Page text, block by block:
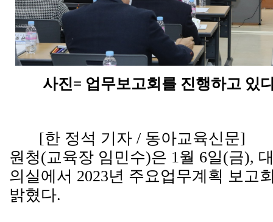
사진= 업무보고회를 진행하고 있
[한 정석 기자 / 동아교육신문]
원청(교육장 임민수)은 1월 6일(금),
의실에서 2023년 주요업무계획 보고
밝혔다.